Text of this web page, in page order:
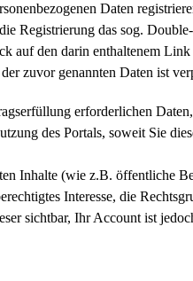
Daten
Registrierung das sog.
auf den darin enthaltenem
zuvor genannten Daten ist
erforderlichen
des Portals, soweit Sie
Inhalte (wie z.B. öffentliche
Interesse, die
sichtbar, Ihr Account ist